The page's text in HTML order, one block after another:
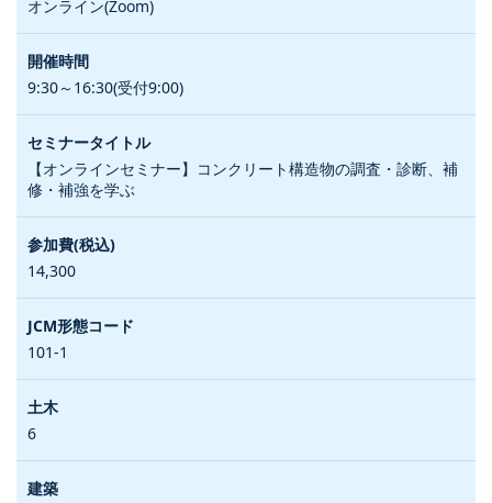
オンライン(Zoom)
9:30～16:30(受付9:00)
【オンラインセミナー】コンクリート構造物の調査・診断、補
修・補強を学ぶ
14,300
101-1
6